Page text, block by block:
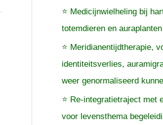
⭐ Medicijnwielheling bij
totemdieren en
⭐ Meridianentijdtherapie,
identiteitsverlies,
weer genormaliseerd
⭐ Re-integratietraject met
voor levensthema